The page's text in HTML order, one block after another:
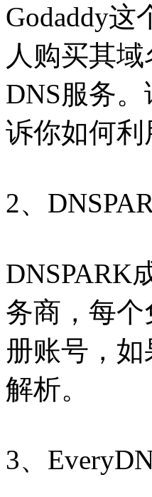
Godaddy
人购买其
DNS服务
诉你如何利
2、
DNSPARK
务商，每
册账号，
解析。
3、